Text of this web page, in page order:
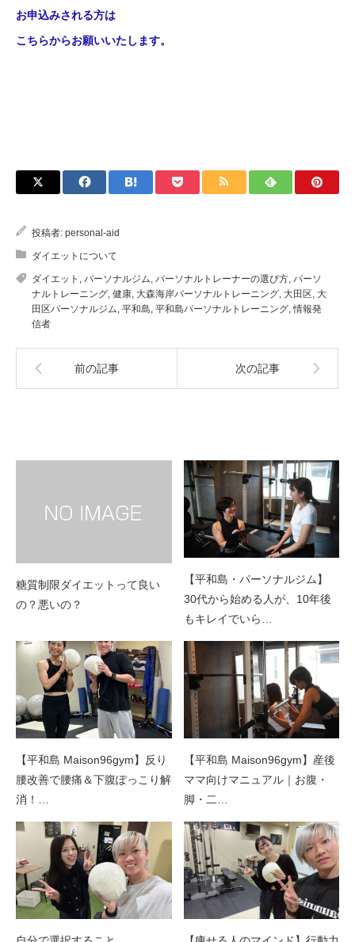
お申込みされる方は
こちらからお願いいたします。
投稿者: personal-aid
ダイエットについて
ダイエット , パーソナルジム, パーソナルトレーナーの選び方, パーソ
ナルトレーニング, 健康, 大森海岸パーソナルトレーニング, 大田区, 大
田区パーソナルジム, 平和島, 平和島パーソナルトレーニング,情報発
信者
前の記事 次の記事
糖質制限ダイエットって良い
の？悪いの？
【平和島・パーソナルジム】
30代から始める人が、10年後
もキレイでいら…
【平和島 Maison96gym】反り
腰改善で腰痛＆下腹ぽっこり解
消！…
【平和島 Maison96gym】産後
ママ向けマニュアル｜お腹・
脚・二…